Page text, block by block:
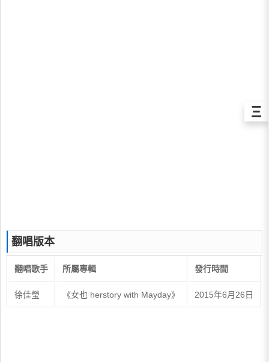
翻唱版本
翻唱歌手 所屬專輯 發行時間
徐佳瑩 《女也 herstory with Mayday》 2015年6月26日
Ξ